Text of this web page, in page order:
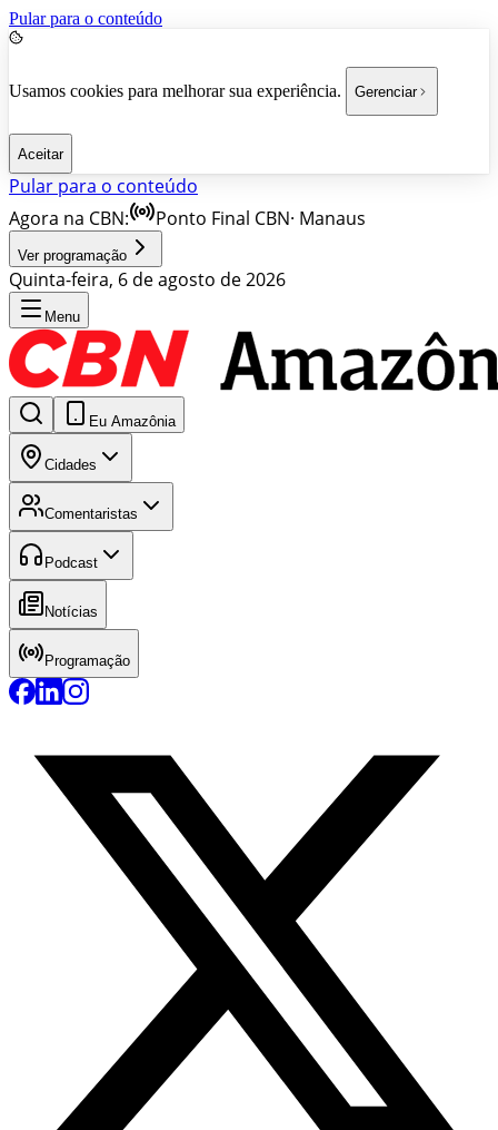
Pular para o conteúdo
Usamos cookies para melhorar sua experiência. Gerenciar
Aceitar
Pular para o conteúdo
Agora na CBN:
Ponto Final CBN· Manaus
Ver programação
Quinta-feira, 6 de agosto de 2026
Menu
Eu Amazônia
Cidades
Comentaristas
Podcast
Notícias
Programação